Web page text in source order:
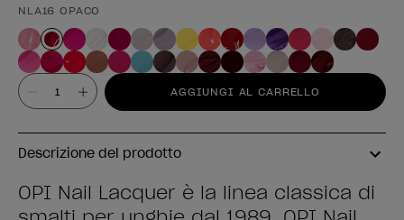
NLA16 OPACO
Valore AGGIUNGI AL CARRELLO
Descrizione del prodotto
OPI Nail Lacquer è la linea classica di